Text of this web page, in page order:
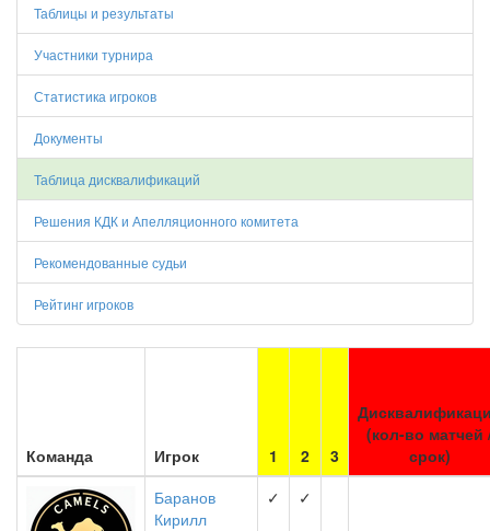
Таблицы и результаты
Участники турнира
Статистика игроков
Документы
Таблица дисквалификаций
Решения КДК и Апелляционного комитета
Рекомендованные судьи
Рейтинг игроков
Команда Игрок 1 2 3
(кол-во матчей
срок)
Баранов
Кирилл
✓ ✓